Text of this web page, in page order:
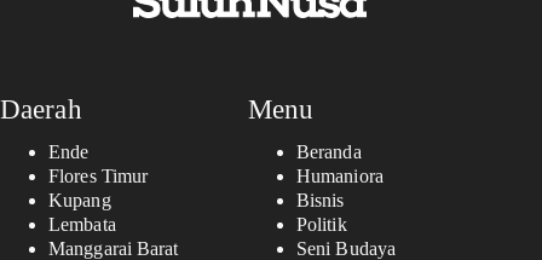
Daerah
Ende
Flores Timur
Kupang
Lembata
Manggarai Barat
Menu
Beranda
Humaniora
Bisnis
Politik
Seni Budaya